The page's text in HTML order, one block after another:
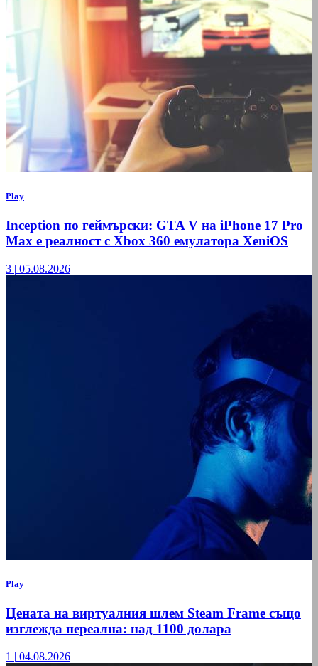
Play
Inception по геймърски: GTA V на iPhone 17 Pro
Max е реалност с Xbox 360 емулатора XeniOS
3 | 05.08.2026
Play
Цената на виртуалния шлем Steam Frame също
изглежда нереална: над 1100 долара
1 | 04.08.2026